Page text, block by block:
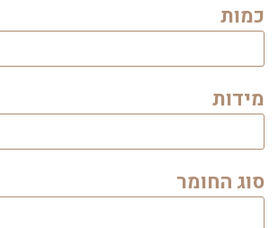
כמות
מידות
סוג החומר